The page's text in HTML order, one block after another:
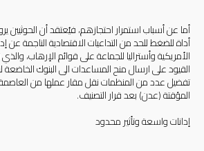
أما عن أسباب استمرار احتجازهم، فيُعتقد أن الحوثيين
أداة للضغط للحد من التداعيات الاقتصادية الناجمة عن
الأمريكية وأستراليا للجماعة على قوائم الإرهاب،
القيود على ارسال منح المساعدات الى البنوك الخاضعة
تفضيل عدد من المنظمات نقل مقار عملها من
المؤقتة (عدن) بعد قرار التصنيف.
إدانات واسعة وتأثير محدود